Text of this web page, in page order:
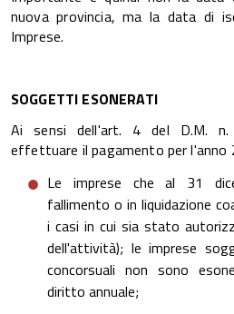
nuova provincia, ma la data di
Imprese.
SOGGETTI ESONERATI
Ai sensi dell'art. 4 del D.M.
effettuare il pagamento per l'anno
Le imprese che al 31
fallimento o in liquidazione
i casi in cui sia stato
dell'attività); le imprese
concorsuali non sono
diritto annuale;